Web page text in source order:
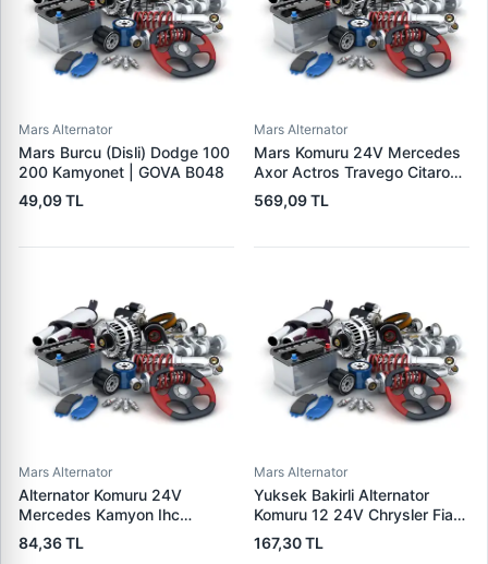
Mars Alternator
Mars Burcu (Disli) Dodge 100
200 Kamyonet | GOVA B048
49,09 TL
Mars Alternator
Mars Komuru 24V Mercedes
Axor Actros Travego Citaro
Tourismo | MEGA K 008 |
OEM K-008
569,09 TL
Mars Alternator
Alternator Komuru 24V
Mercedes Kamyon Ihc
Magirus MAN Saab Scania
Iveco | MEGA BX 202 | OEM
84,36 TL
Mars Alternator
Yuksek Bakirli Alternator
Komuru 12 24V Chrysler Fiat
Ford Otoyol Iveco | MEGA JX
30-31SCU | OEM 749 904 31
167,30 TL